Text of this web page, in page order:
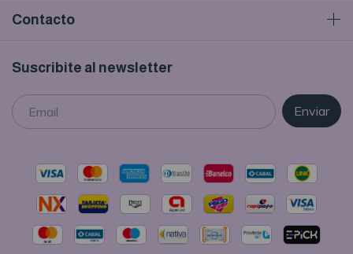
Contacto
Suscribite al newsletter